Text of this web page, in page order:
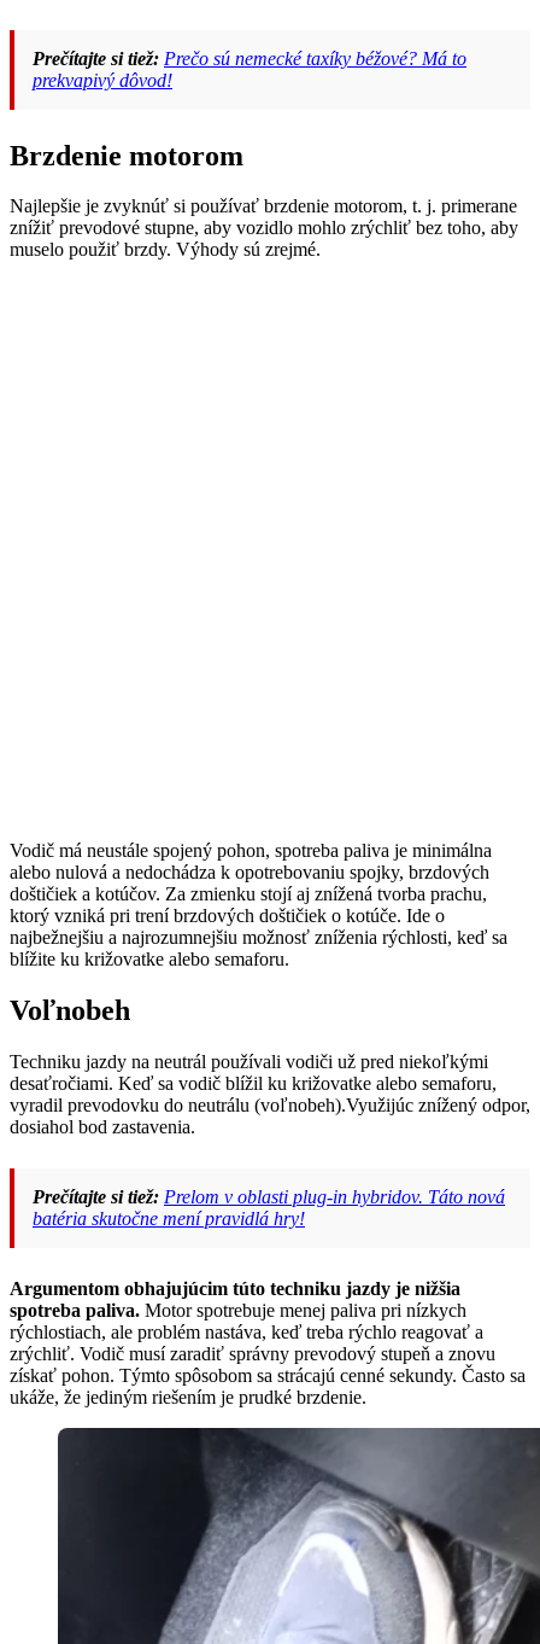
Prečítajte si tiež: Prečo sú nemecké taxíky béžové? Má to
prekvapivý dôvod!
Brzdenie motorom
Najlepšie je zvyknúť si používať brzdenie motorom, t. j. primerane
znížiť prevodové stupne, aby vozidlo mohlo zrýchliť bez toho, aby
muselo použiť brzdy. Výhody sú zrejmé.
Vodič má neustále spojený pohon, spotreba paliva je minimálna
alebo nulová a nedochádza k opotrebovaniu spojky, brzdových
doštičiek a kotúčov. Za zmienku stojí aj znížená tvorba prachu,
ktorý vzniká pri trení brzdových doštičiek o kotúče. Ide o
najbežnejšiu a najrozumnejšiu možnosť zníženia rýchlosti, keď sa
blížite ku križovatke alebo semaforu.
Voľnobeh
Techniku jazdy na neutrál používali vodiči už pred niekoľkými
desaťročiami. Keď sa vodič blížil ku križovatke alebo semaforu,
vyradil prevodovku do neutrálu (voľnobeh).Využijúc znížený odpor,
dosiahol bod zastavenia.
Prečítajte si tiež: Prelom v oblasti plug-in hybridov. Táto nová
batéria skutočne mení pravidlá hry!
Argumentom obhajujúcim túto techniku jazdy je nižšia
spotreba paliva. Motor spotrebuje menej paliva pri nízkych
rýchlostiach, ale problém nastáva, keď treba rýchlo reagovať a
zrýchliť. Vodič musí zaradiť správny prevodový stupeň a znovu
získať pohon. Týmto spôsobom sa strácajú cenné sekundy. Často sa
ukáže, že jediným riešením je prudké brzdenie.